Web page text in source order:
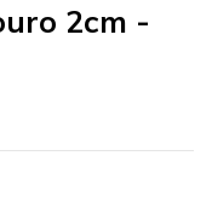
2cm -